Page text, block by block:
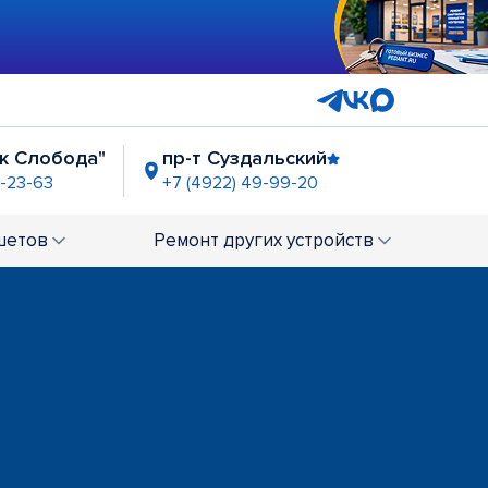
Слобода"
23-63
пр-т Суздальский
+7 (4922) 49-99-20
Ремонт других устройств